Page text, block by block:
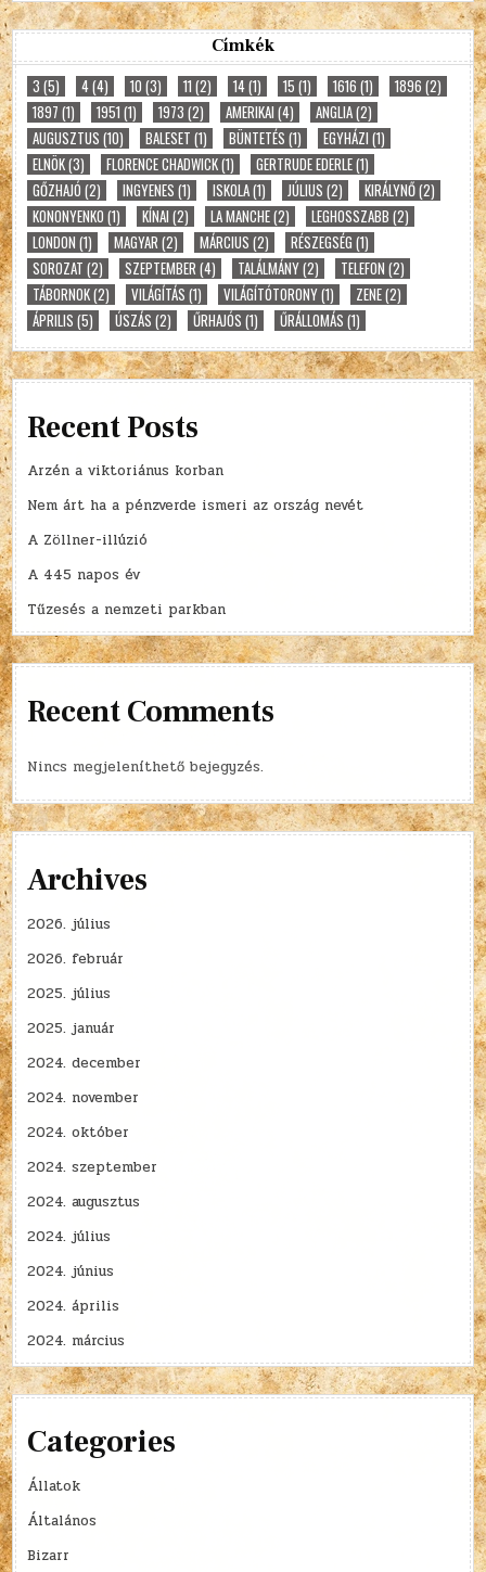
Címkék
3 (5) 4(4) 10 (3) 11 (2) 14(1) 15 (1) 1616 (1) 1896 (2)
1897 (1) 1951 (1) 1973 (2) AMERIKAI (4) ANGLIA(2)
AUGUSZTUS (10) BALESET (1) BÜNTETÉS (1) EGYHÁZI (1)
ELNÖK(3) FLORENCE CHADWICK(1) GERTRUDE EDERLE(1)
GŐZHAJÓ (2) INGYENES (1) ISKOLA(1) JÚLIUS (2) KIRÁLYNŐ(2)
KONONYENKO (1) KÍNAI (2) LA MANCHE(2) LEGHOSSZABB (2)
LONDON (1) MAGYAR (2) MÁRCIUS (2) RÉSZEGSÉG (1)
SOROZAT (2) SZEPTEMBER (4) TALÁLMÁNY(2) TELEFON (2)
TÁBORNOK(2) VILÁGÍTÁS (1) VILÁGÍTÓTORONY(1) ZENE(2)
ÁPRILIS (5) ÚSZÁS (2) ŰRHAJÓS (1) ŰRÁLLOMÁS (1)
Recent Posts
Arzén a viktoriánus korban
Nem árt ha a pénzverde ismeri az ország nevét
A Zöllner-illúzió
A 445 napos év
Tűzesés a nemzeti parkban
Recent Comments
Nincs megjeleníthető bejegyzés.
Archives
2026. július
2026. február
2025. július
2025. január
2024. december
2024. november
2024. október
2024. szeptember
2024. augusztus
2024. július
2024. június
2024. április
2024. március
Categories
Állatok
Általános
Bizarr